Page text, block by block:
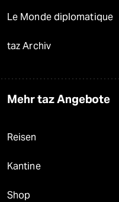
Le Monde diplomatique
taz Archiv
Mehr taz Angebote
Reisen
Kantine
Shop